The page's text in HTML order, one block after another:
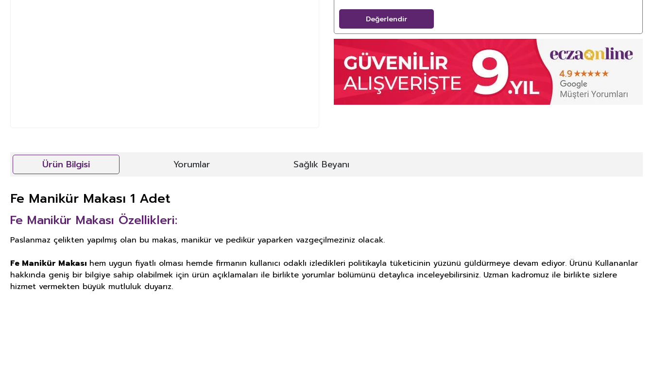
Değerlendir
Ürün Bilgisi Yorumlar Sağlık Beyanı
Fe Manikür Makası 1 Adet
Fe Manikür Makası Özellikleri:
Paslanmaz çelikten yapılmış olan bu makas, manikür ve pedikür yaparken vazgeçilmeziniz olacak.
Fe Manikür Makası hem uygun fiyatlı olması hemde firmanın kullanıcı odaklı izledikleri politikayla tüketicinin yüzünü güldürmeye devam ediyor. Ürünü Kullananlar
hakkında geniş bir bilgiye sahip olabilmek için ürün açıklamaları ile birlikte yorumlar bölümünü detaylıca inceleyebilirsiniz. Uzman kadromuz ile birlikte sizlere
hizmet vermekten büyük mutluluk duyarız.